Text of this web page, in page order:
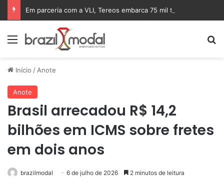
Menu
Início /Anote
Anote
Brasil arrecadou R$ 14,2
bilhões em ICMS sobre fretes
em dois anos
brazilmodal 6 de julho de 2026 2 minutos de leitura